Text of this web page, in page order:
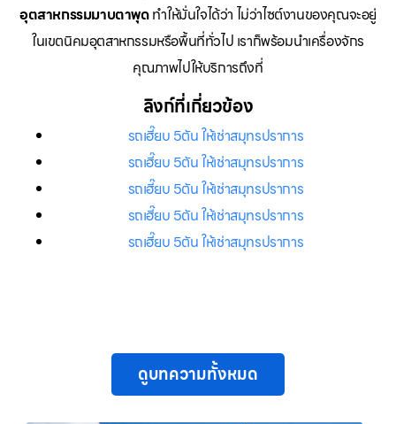
อุตสาหกรรมมาบตาพุดทำให้มั่นใจได้ว่า ไม่ว่าไซต์งานของคุณจะอยู่
ในเขตนิคมอุตสาหกรรมหรือพื้นที่ทั่วไป เราก็พร้อมนำเครื่องจักร
คุณภาพไปให้บริการถึงที่
ลิงก์ที่เกี่ยวข้อง
รถเฮี๊ยบ 5ตัน ให้เช่าสมุทรปราการ
รถเฮี๊ยบ 5ตัน ให้เช่าสมุทรปราการ
รถเฮี๊ยบ 5ตัน ให้เช่าสมุทรปราการ
รถเฮี๊ยบ 5ตัน ให้เช่าสมุทรปราการ
รถเฮี๊ยบ 5ตัน ให้เช่าสมุทรปราการ
ดูบทความทั้งหมด